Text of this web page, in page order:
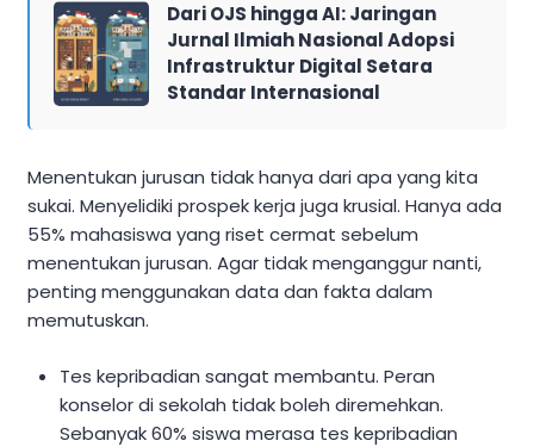
Dari OJS hingga AI: Jaringan
Jurnal Ilmiah Nasional Adopsi
Infrastruktur Digital Setara
Standar Internasional
Menentukan jurusan tidak hanya dari apa yang kita
sukai. Menyelidiki prospek kerja juga krusial. Hanya ada
55% mahasiswa yang riset cermat sebelum
menentukan jurusan. Agar tidak menganggur nanti,
penting menggunakan data dan fakta dalam
memutuskan.
Tes kepribadian sangat membantu. Peran
konselor di sekolah tidak boleh diremehkan.
Sebanyak 60% siswa merasa tes kepribadian